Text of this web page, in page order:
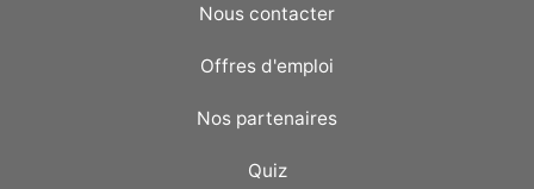
Nous contacter
Offres d'emploi
Nos partenaires
Quiz